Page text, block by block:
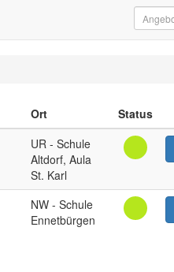
Ort
Status
UR - Schule
Altdorf, Aula
St. Karl
NW - Schule
Ennetbürgen